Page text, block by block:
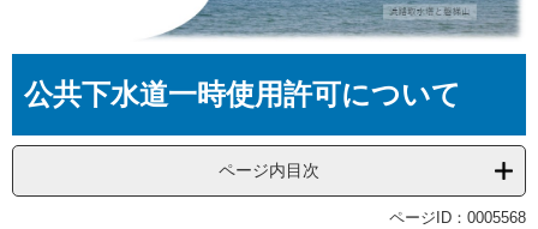
文公共下水道一時使用許可について
ページ内目次
ページID：0005568